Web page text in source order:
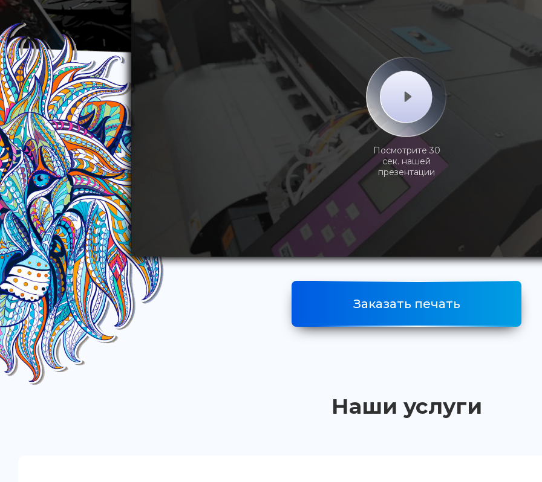
Посмотрите 30
сек. нашей
презентации
Заказать печать
Наши услуги